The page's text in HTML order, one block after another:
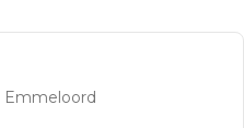
Emmeloord